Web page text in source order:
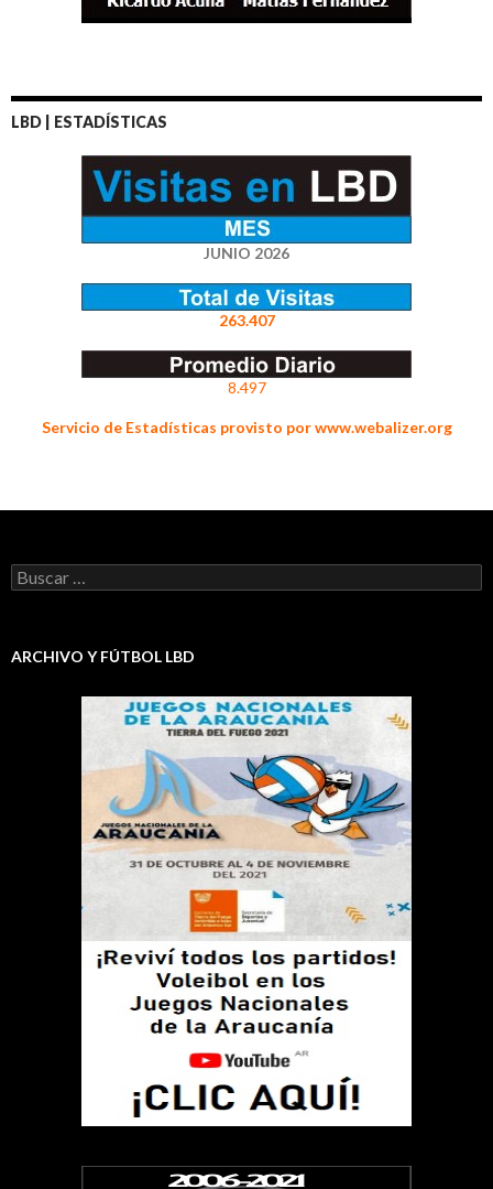
LBD | ESTADÍSTICAS
JUNIO 2026
263.407
8.497
Servicio de Estadísticas provisto por www.webalizer.org
Buscar:
ARCHIVO Y FÚTBOL LBD